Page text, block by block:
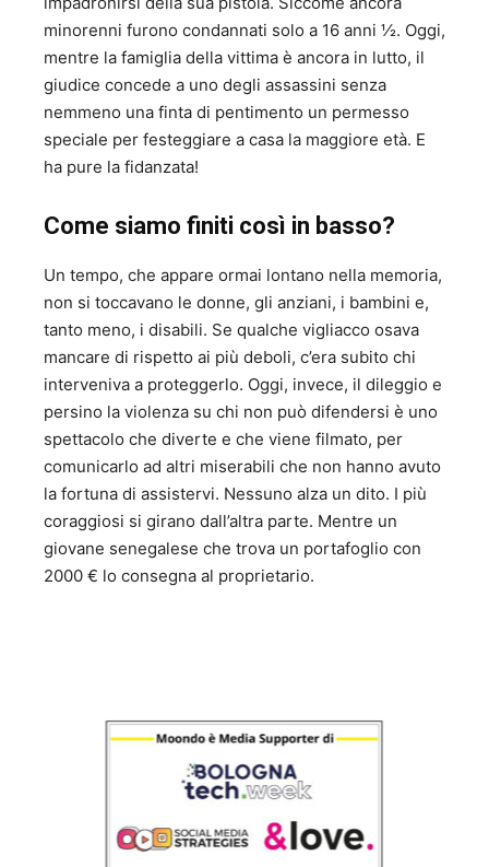
minorenni furono condannati solo a 16 anni ½. Oggi,
mentre la famiglia della vittima è ancora in lutto, il
giudice concede a uno degli assassini senza
nemmeno una finta di pentimento un permesso
speciale per festeggiare a casa la maggiore età. E
ha pure la fidanzata!
Come siamo finiti così in basso?
Un tempo, che appare ormai lontano nella memoria,
non si toccavano le donne, gli anziani, i bambini e,
tanto meno, i disabili. Se qualche vigliacco osava
mancare di rispetto ai più deboli, c’era subito chi
interveniva a proteggerlo. Oggi, invece, il dileggio e
persino la violenza su chi non può difendersi è uno
spettacolo che diverte e che viene filmato, per
comunicarlo ad altri miserabili che non hanno avuto
la fortuna di assistervi. Nessuno alza un dito. I più
coraggiosi si girano dall’altra parte. Mentre un
giovane senegalese che trova un portafoglio con
2000 € lo consegna al proprietario.